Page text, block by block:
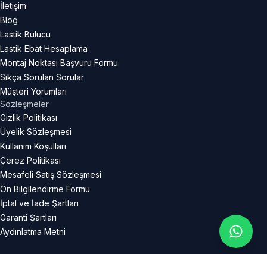
İletişim
Blog
Lastik Bulucu
Lastik Ebat Hesaplama
Montaj Noktası Başvuru Formu
Sıkça Sorulan Sorular
Müşteri Yorumları
Sözleşmeler
Gizlik Politikası
Üyelik Sözleşmesi
Kullanım Koşulları
Çerez Politikası
Mesafeli Satış Sözleşmesi
Ön Bilgilendirme Formu
İptal ve İade Şartları
Garanti Şartları
Aydınlatma Metni